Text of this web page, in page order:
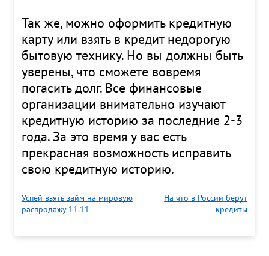
Так же, можно оформить кредитную
карту или взять в кредит недорогую
бытовую технику. Но вы должны быть
уверены, что сможете вовремя
погасить долг. Все финансовые
организации внимательно изучают
кредитную историю за последние 2-3
года. За это время у вас есть
прекрасная возможность исправить
свою кредитную историю.
Успей взять займ на мировую
распродажу 11.11
На что в России берут
кредиты